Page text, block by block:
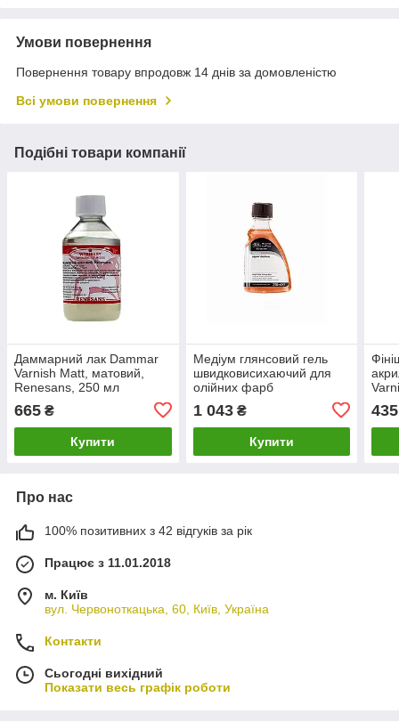
Умови повернення
Повернення товару впродовж 14 днів за домовленістю
Всі умови повернення
Подібні товари компанії
Даммарний лак Dammar
Varnish Matt, матовий,
Renesans, 250 мл
665 ₴
Купити
Медіум глянсовий гель
швидковисихаючий для
олійних фарб
Light Gel Medium, 250мл
1 043₴
Купити
435
Про нас
100% позитивних з 42 відгуків за рік
Працює з 11.01.2018
м. Київ
вул. Червоноткацька, 60, Київ, Україна
Контакти
Сьогодні вихідний
Показати весь графік роботи